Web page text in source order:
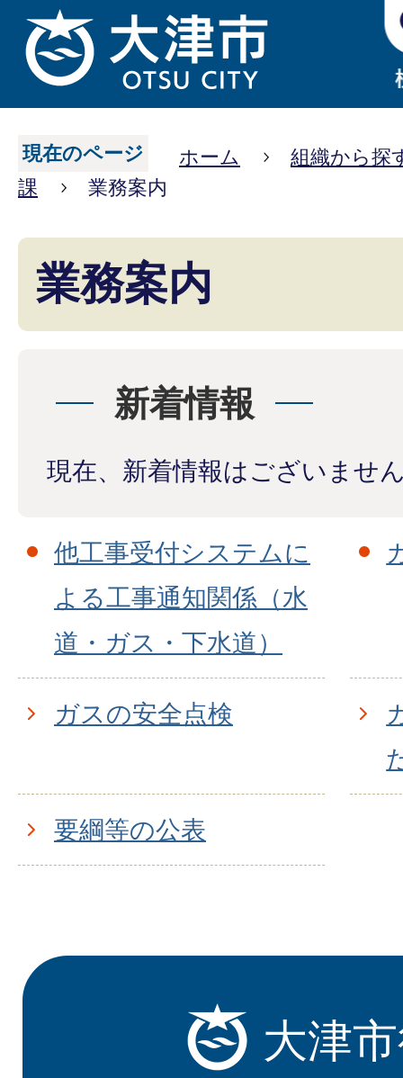
現在のページ ホーム
組織から探
課
業務案内
業務案内
新着情報
現在、新着情報はございませ
他工事受付システムに
よる工事通知関係（水
道・ガス・下水道）
ガスの安全点検
要綱等の公表
大津